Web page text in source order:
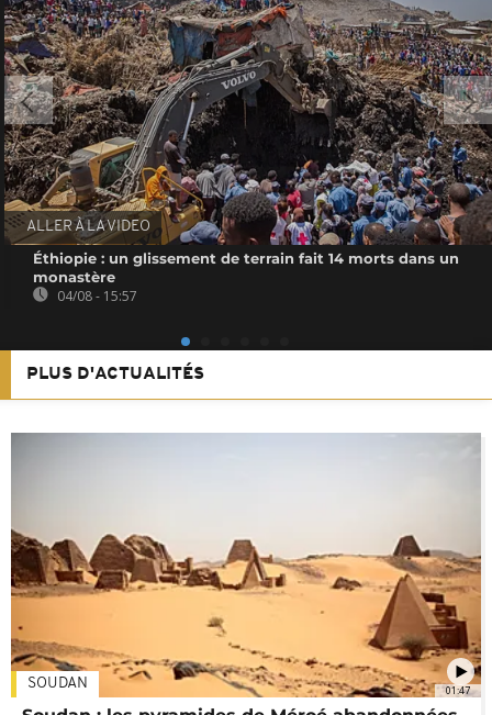
ALLER À LA VIDEO
Éthiopie : un glissement de terrain fait 14 morts dans un
monastère
04/08 - 15:57
PLUS D'ACTUALITÉS
01:47
SOUDAN